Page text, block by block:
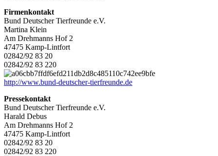
Firmenkontakt
Bund Deutscher Tierfreunde e.V.
Martina Klein
Am Drehmanns Hof 2
47475 Kamp-Lintfort
02842/92 83 20
02842/92 83 220
http://www.bund-deutscher-tierfreunde.de
Pressekontakt
Bund Deutscher Tierfreunde e.V.
Harald Debus
Am Drehmanns Hof 2
47475 Kamp-Lintfort
02842/92 83 20
02842/92 83 220